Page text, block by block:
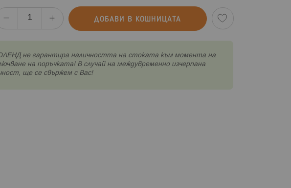
ДОБАВИ В КОШНИЦАТА
не гарантира наличността на стоката към момента на
на поръчката! В случай на междувременно изчерпана
ще се свържем с Вас!